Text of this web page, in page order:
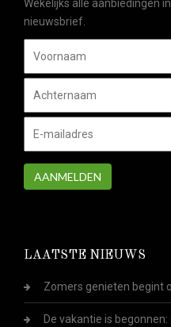
Wekelijks alle aanbiedingen
nieuwsbrief.
AANMELDEN
LAATSTE NIEUWS
Zomers genieten begint
De vakantie is